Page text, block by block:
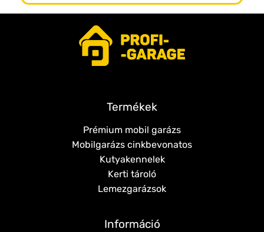
Termékek
Prémium mobil garázs
Mobilgarázs cinkbevonatos
Kutyakennelek
Kerti tároló
Lemezgarázsok
Információ